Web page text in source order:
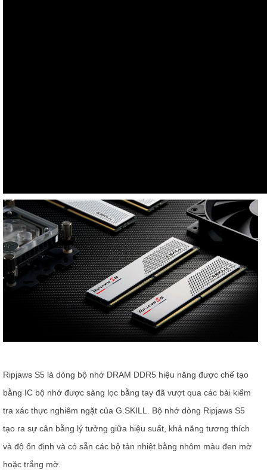
Ripjaws S5 là dòng bộ nhớ DRAM DDR5 hiệu năng được chế tạo
bằng IC bộ nhớ được sàng lọc bằng tay đã vượt qua các bài kiểm
tra xác thực nghiêm ngặt của G.SKILL. Bộ nhớ dòng Ripjaws S5
tạo ra sự cân bằng lý tưởng giữa hiệu suất, khả năng tương thích
và độ ổn định và có sẵn các bộ tản nhiệt bằng nhôm màu đen mờ
hoặc trắng mờ.